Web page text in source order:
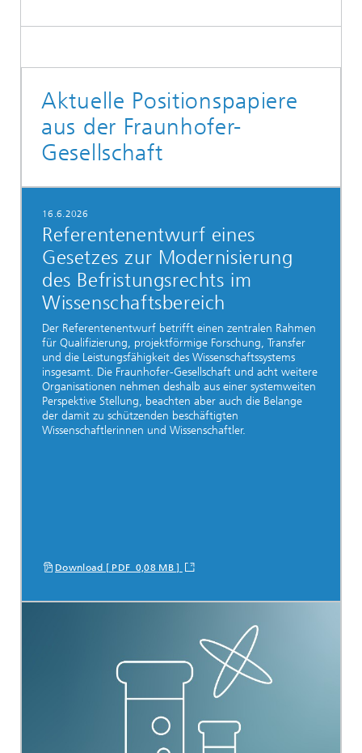
Aktuelle Positionspapiere
aus der Fraunhofer-
Gesellschaft
16.6.2026
Referentenentwurf eines
Gesetzes zur Modernisierung
des Befristungsrechts im
Wissenschaftsbereich
Der Referentenentwurf betrifft einen zentralen Rahmen
für Qualifizierung, projektförmige Forschung, Transfer
und die Leistungsfähigkeit des Wissenschaftssystems
insgesamt. Die Fraunhofer-Gesellschaft und acht weitere
Organisationen nehmen deshalb aus einer systemweiten
Perspektive Stellung, beachten aber auch die Belange
der damit zu schützenden beschäftigten
Wissenschaftlerinnen und Wissenschaftler.
Download [ PDF 0,08 MB ]